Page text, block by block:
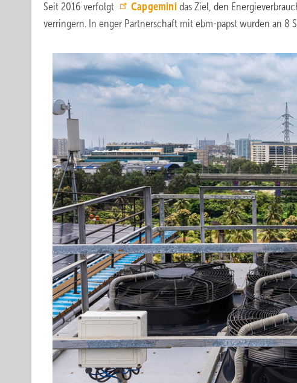
Seit 2016 verfolgt
Capgeminidas Ziel, den
verringern. In enger Partnerschaft mit ebm-papst wurden an 8